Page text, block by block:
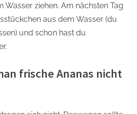
Wasser ziehen. Am nächsten Tag
aus dem Wasser (du
und schon hast du
frische Ananas nicht